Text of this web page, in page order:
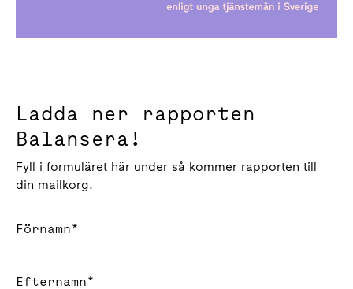
Ladda ner rapporten
Balansera!
Fyll i formuläret här under så kommer rapporten till
din mailkorg.